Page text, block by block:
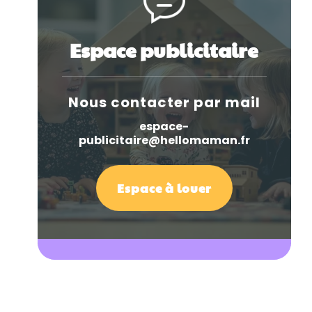
Espace publicitaire
Nous contacter par mail
espace-
publicitaire@hellomaman.fr
Espace à louer